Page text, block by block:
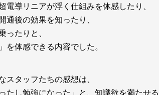
電導リニアが浮く仕組みを体感したり、
通後の効果を知ったり、
ったりと、
を体感できる内容でした。
スタッフたちの感想は、
たし勉強になった」と、知識欲を満たせ